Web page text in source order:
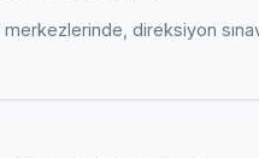
merkezlerinde, direksiyon